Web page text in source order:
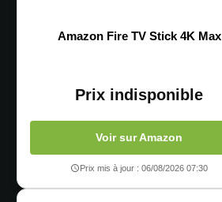
Amazon Fire TV Stick 4K Max
Prix indisponible
Voir sur Amazon
Prix mis à jour : 06/08/2026 07:30